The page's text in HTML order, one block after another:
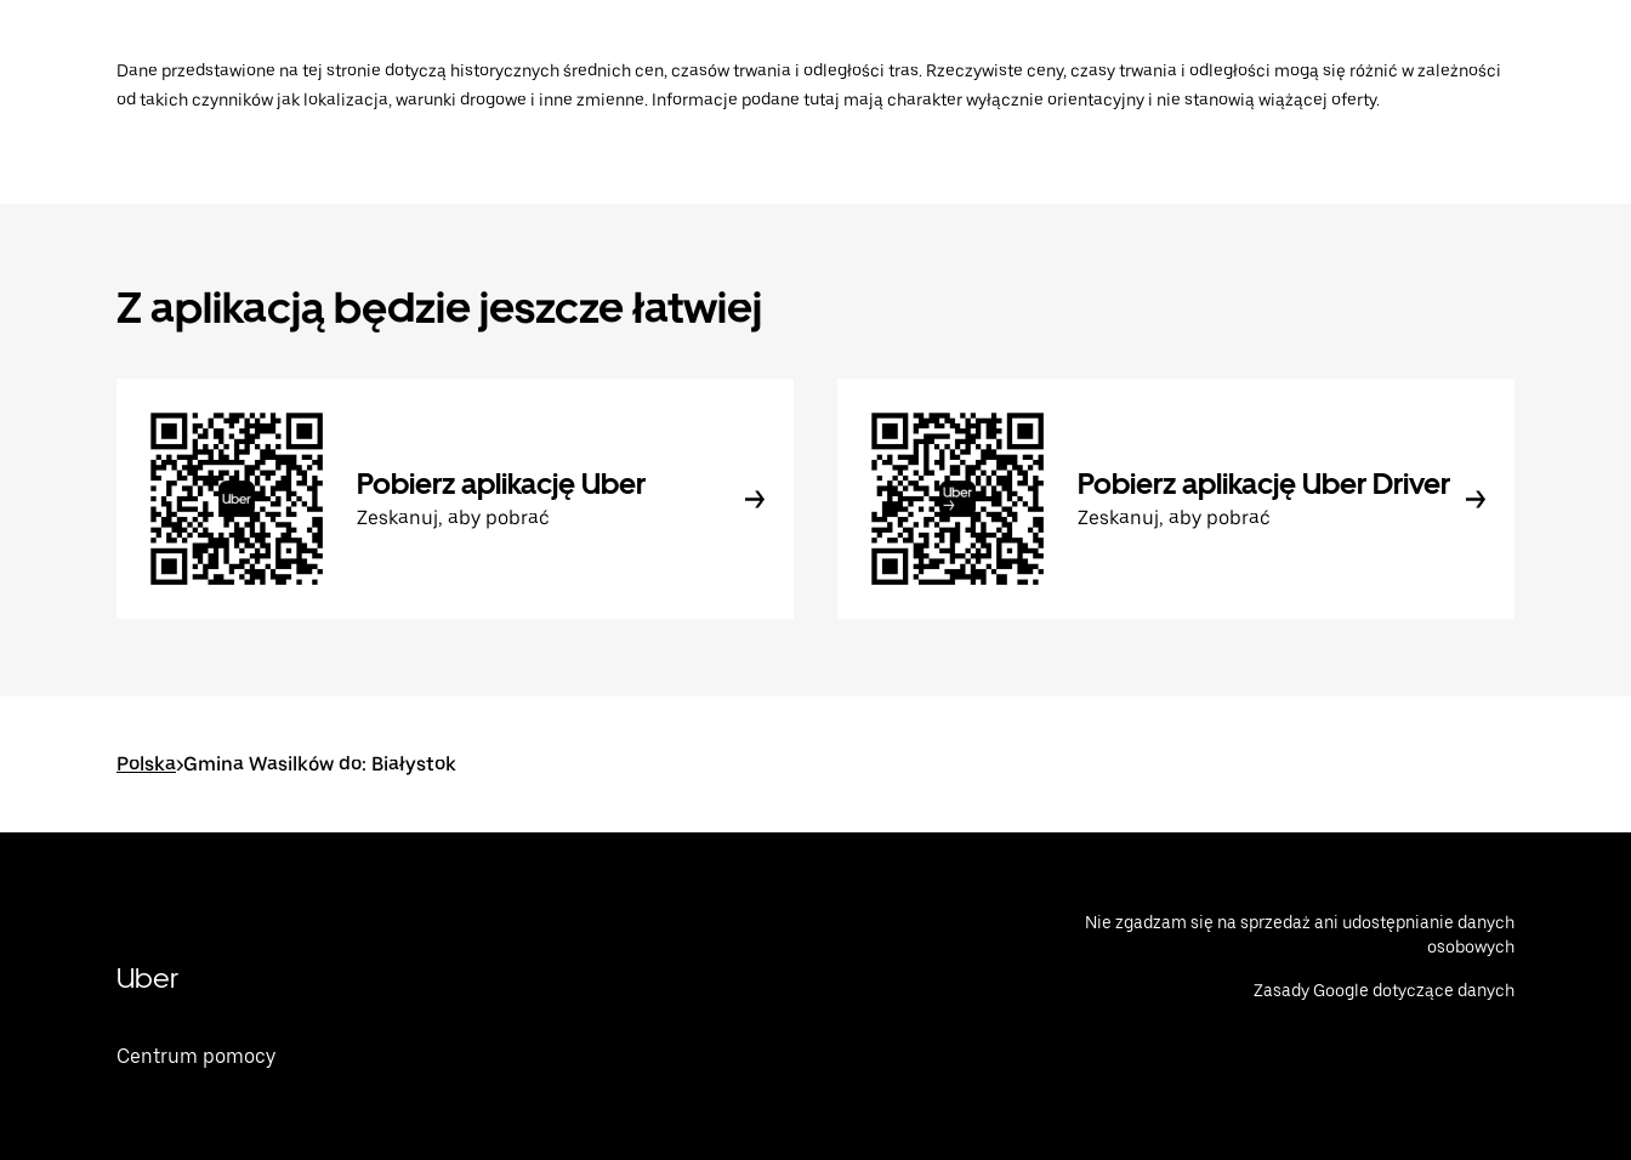
Dane przedstawione na tej stronie dotyczą historycznych średnich cen, czasów trwania i odległości tras. Rzeczywiste ceny, czasy trwania i odległości mogą się różnić w zależności
od takich czynników jak lokalizacja, warunki drogowe i inne zmienne. Informacje podane tutaj mają charakter wyłącznie orientacyjny i nie stanowią wiążącej oferty.
Z aplikacją będzie jeszcze łatwiej
Pobierz aplikację Uber
Zeskanuj, aby pobrać
Pobierz aplikację Uber Driver
Zeskanuj, aby pobrać
Polska>Gmina Wasilków do: Białystok
Uber
Centrum pomocy
Nie zgadzam się na sprzedaż ani udostępnianie danych
osobowych
Zasady Google dotyczące danych